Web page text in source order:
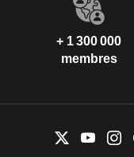
+ 1 300 000
membres